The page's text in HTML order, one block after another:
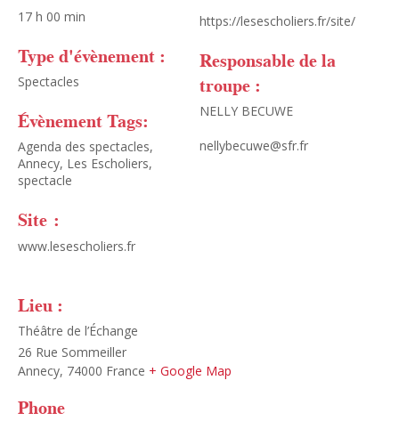
17 h 00 min
Type d'évènement :
Spectacles
Évènement Tags:
Agenda des spectacles,
Annecy, Les Escholiers,
spectacle
Site :
www.lesescholiers.fr
https://lesescholiers.fr/site/
Responsable de la
troupe :
NELLY BECUWE
nellybecuwe@sfr.fr
Lieu :
Théâtre de l’Échange
26 Rue Sommeiller
Annecy, 74000 France + Google Map
Phone